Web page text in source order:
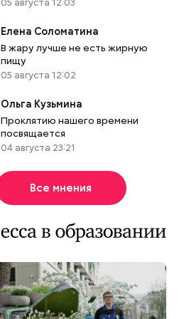
Елена Соломатина
В жару лучше не есть жирную
пищу
05 августа 12:02
Ольга Кузьмина
Проклятию нашего времени
посвящается
04 августа 23:21
Все мнения